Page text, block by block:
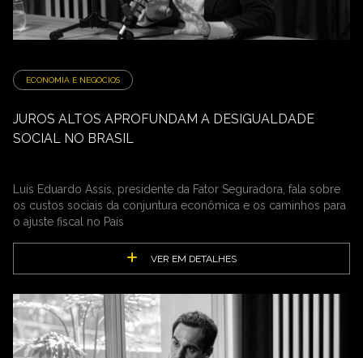
ECONOMIA E NEGÓCIOS
JUROS ALTOS APROFUNDAM A DESIGUALDADE
SOCIAL NO BRASIL
Luís Eduardo Assis, presidente da Fator Seguradora, fala sobre
os custos sociais da conjuntura econômica e os caminhos para
o ajuste fiscal no País
VER EM DETALHES